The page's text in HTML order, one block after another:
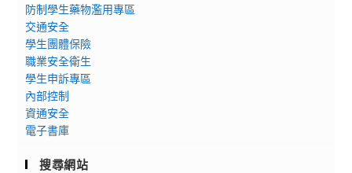
防制學生藥物濫用專區
交通安全
學生團體保險
職業安全衛生
學生申訴專區
內部控制
資通安全
電子書庫
搜尋網站